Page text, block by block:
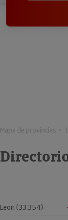
Mapa de provincias